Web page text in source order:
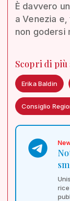
È davvero
a Venezia
non godersi
Scopri di
Erika Baldin
Consiglio